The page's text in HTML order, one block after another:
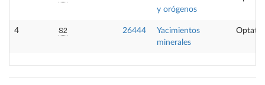
y orógenos
4 S2 26444
Yacimientos
minerales